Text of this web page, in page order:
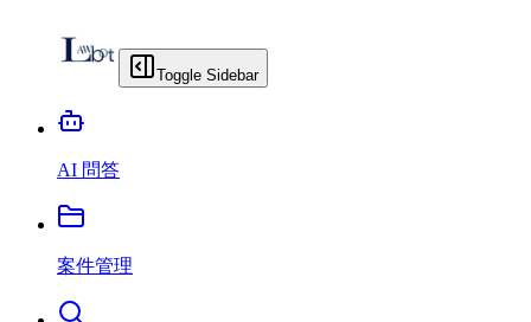
Toggle Sidebar
AI 問答
案件管理